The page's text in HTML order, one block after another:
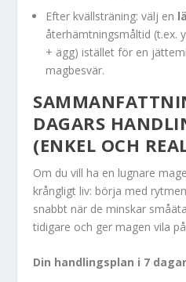
Efter kvällsträning: välj en
återhämtningsmåltid (t.ex.
+ ägg) istället för en
magbesvär.
DAGARS
(ENKEL OCH
Om du vill ha en lugnare
krångligt liv: börja med
snabbt när de minskar
tidigare och ger magen vila
Din handlingsplan i 7